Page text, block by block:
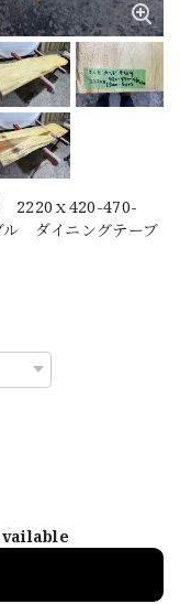
2220ｘ420-470-
ダイニングテーブ